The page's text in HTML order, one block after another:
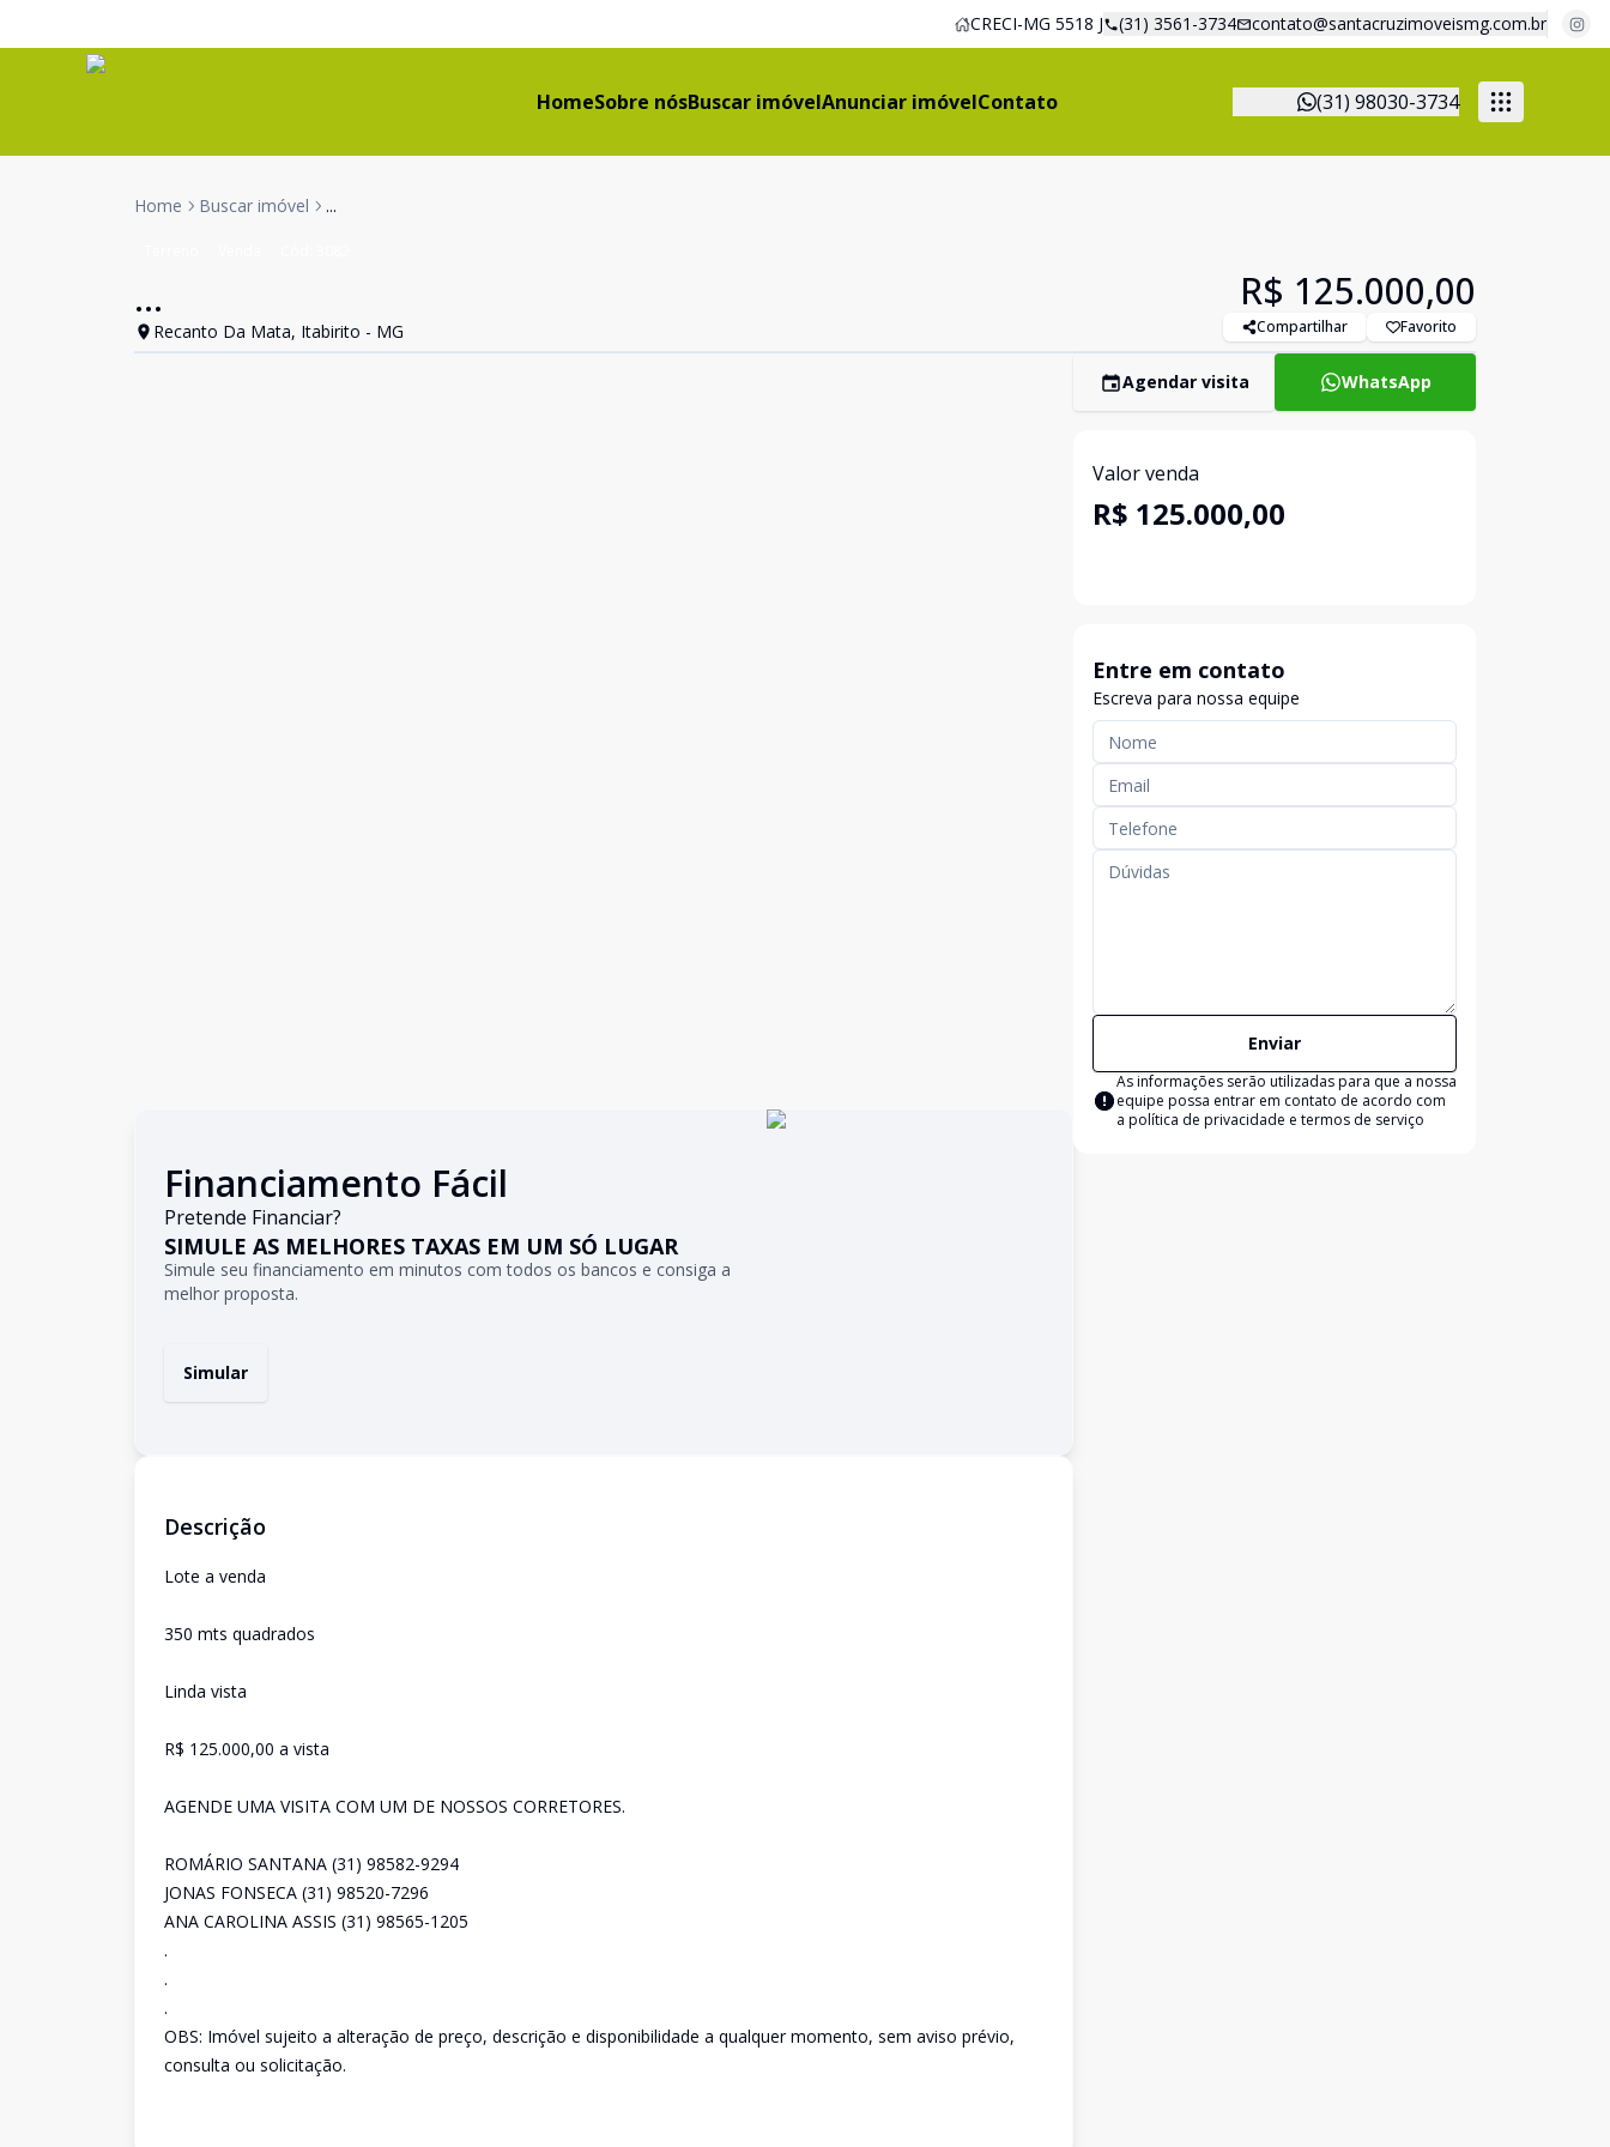
CRECI-MG 5518 J (31) 3561-3734 contato@santacruzimoveismg.com.br
HomeSobre nósBuscar imóvelAnunciar imóvelContato (31) 98030-3734
Home Buscar imóvel ...
...
Recanto Da Mata, Itabirito - MG
R$ 125.000,00
Compartilhar Favorito
Financiamento Fácil
Pretende Financiar?
SIMULE AS MELHORES TAXAS EM UM SÓ LUGAR
Simule seu financiamento em minutos com todos os bancos e consiga a
melhor proposta.
Simular
Descrição
Lote a venda
350 mts quadrados
Linda vista
R$ 125.000,00 a vista
AGENDE UMA VISITA COM UM DE NOSSOS CORRETORES.
ROMÁRIO SANTANA (31) 98582-9294
JONAS FONSECA (31) 98520-7296
ANA CAROLINA ASSIS (31) 98565-1205
.
.
.
OBS: Imóvel sujeito a alteração de preço, descrição e disponibilidade a qualquer momento, sem aviso prévio,
consulta ou solicitação.
Agendar visita WhatsApp
Valor venda
R$ 125.000,00
Entre em contato
Escreva para nossa equipe
Enviar
As informações serão utilizadas para que a nossa
equipe possa entrar em contato de acordo com
a política de privacidade e termos de serviço